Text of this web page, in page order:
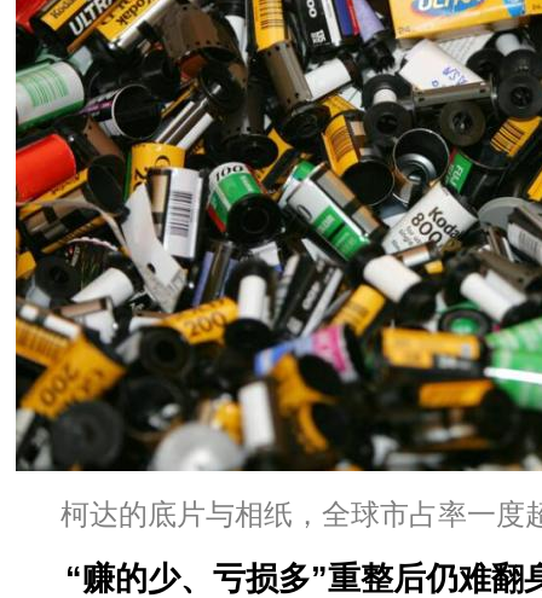
柯达的底片与相纸，全球市占率一度
“赚的少、亏损多”重整后仍难翻